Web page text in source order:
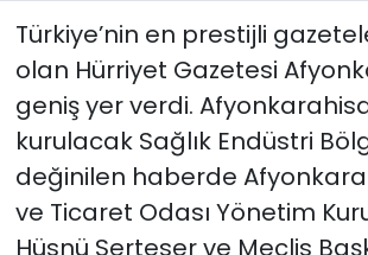
Türkiye’nin en prestijli
olan Hürriyet Gazetesi
geniş yer verdi.
kurulacak Sağlık Endüstri
değinilen haberde
ve Ticaret Odası Yönetim
Hüsnü Serteser ve Meclis